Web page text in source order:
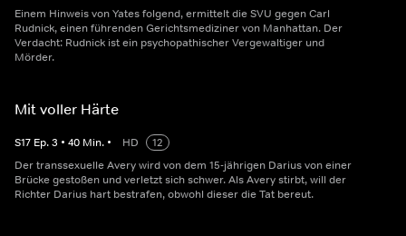
Einem Hinweis von Yates folgend, ermittelt die SVU gegen Carl
Rudnick, einen führenden Gerichtsmediziner von Manhattan. Der
Verdacht: Rudnick ist ein psychopathischer Vergewaltiger und
Mörder.
Mit voller Härte
S17 Ep.3 • 40 Min. • HD
12
Der transsexuelle Avery wird von dem 15-jährigen Darius von einer
Brücke gestoßen und verletzt sich schwer. Als Avery stirbt, will der
Richter Darius hart bestrafen, obwohl dieser die Tat bereut.